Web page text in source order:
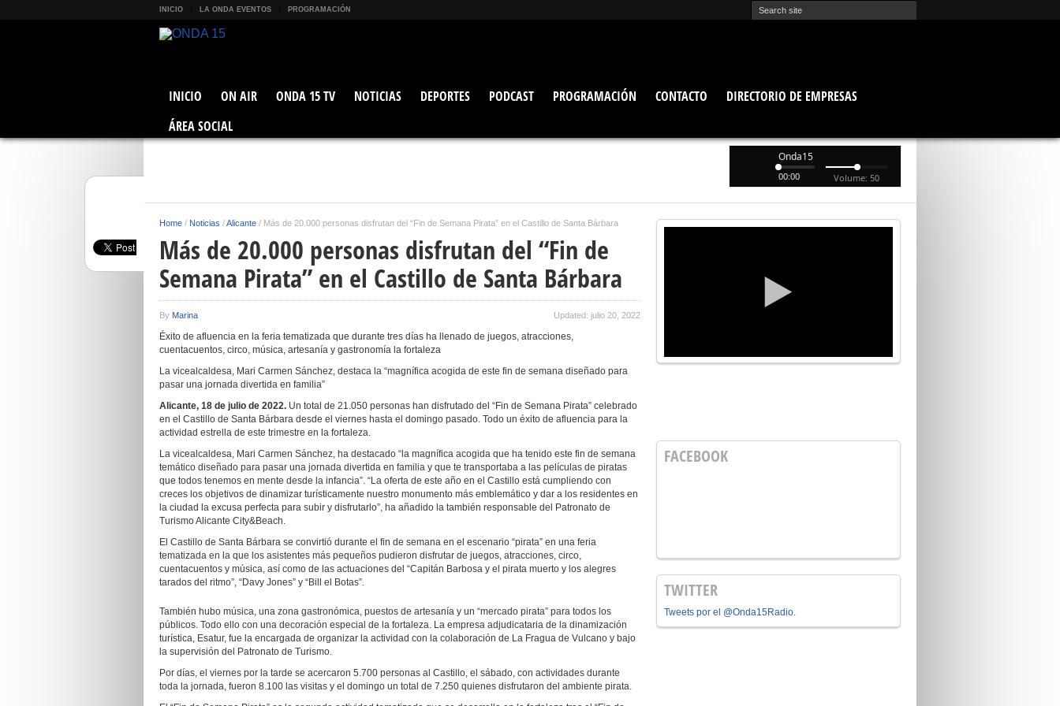
INICIO LA ONDA EVENTOS PROGRAMACIÓN
INICIO ON AIR ONDA 15 TV NOTICIAS DEPORTES PODCAST PROGRAMACIÓN CONTACTO
DIRECTORIO DE EMPRESAS
ÁREA SOCIAL
Onda15
00:00 Volume: 50
Home / Noticias /Alicante / Más de 20.000 personas disfrutan del “Fin de Semana Pirata” en el Castillo de Santa Bárbara
Más de 20.000 personas disfrutan del “Fin de
Semana Pirata” en el Castillo de Santa Bárbara
By Marina Updated: julio 20, 2022
Éxito de afluencia en la feria tematizada que durante tres días ha llenado de juegos, atracciones,
cuentacuentos, circo, música, artesanía y gastronomía la fortaleza
La vicealcaldesa, Mari Carmen Sánchez, destaca la “magnífica acogida de este fin de semana diseñado para
pasar una jornada divertida en familia”
Alicante, 18 de julio de 2022. Un total de 21.050 personas han disfrutado del “Fin de Semana Pirata” celebrado
en el Castillo de Santa Bárbara desde el viernes hasta el domingo pasado. Todo un éxito de afluencia para la
actividad estrella de este trimestre en la fortaleza.
La vicealcaldesa, Mari Carmen Sánchez, ha destacado “la magnífica acogida que ha tenido este fin de semana
temático diseñado para pasar una jornada divertida en familia y que te transportaba a las películas de piratas
que todos tenemos en mente desde la infancia”. “La oferta de este año en el Castillo está cumpliendo con
creces los objetivos de dinamizar turísticamente nuestro monumento más emblemático y dar a los residentes en
la ciudad la excusa perfecta para subir y disfrutarlo”, ha añadido la también responsable del Patronato de
Turismo Alicante City&Beach.
El Castillo de Santa Bárbara se convirtió durante el fin de semana en el escenario “pirata” en una feria
tematizada en la que los asistentes más pequeños pudieron disfrutar de juegos, atracciones, circo,
cuentacuentos y música, así como de las actuaciones del “Capitán Barbosa y el pirata muerto y los alegres
tarados del ritmo”, “Davy Jones” y “Bill el Botas”.
También hubo música, una zona gastronómica, puestos de artesanía y un “mercado pirata” para todos los
públicos. Todo ello con una decoración especial de la fortaleza. La empresa adjudicataria de la dinamización
turística, Esatur, fue la encargada de organizar la actividad con la colaboración de La Fragua de Vulcano y bajo
la supervisión del Patronato de Turismo.
Por días, el viernes por la tarde se acercaron 5.700 personas al Castillo, el sábado, con actividades durante
toda la jornada, fueron 8.100 las visitas y el domingo un total de 7.250 quienes disfrutaron del ambiente pirata.
FACEBOOK
TWITTER
Tweets por el @Onda15Radio.